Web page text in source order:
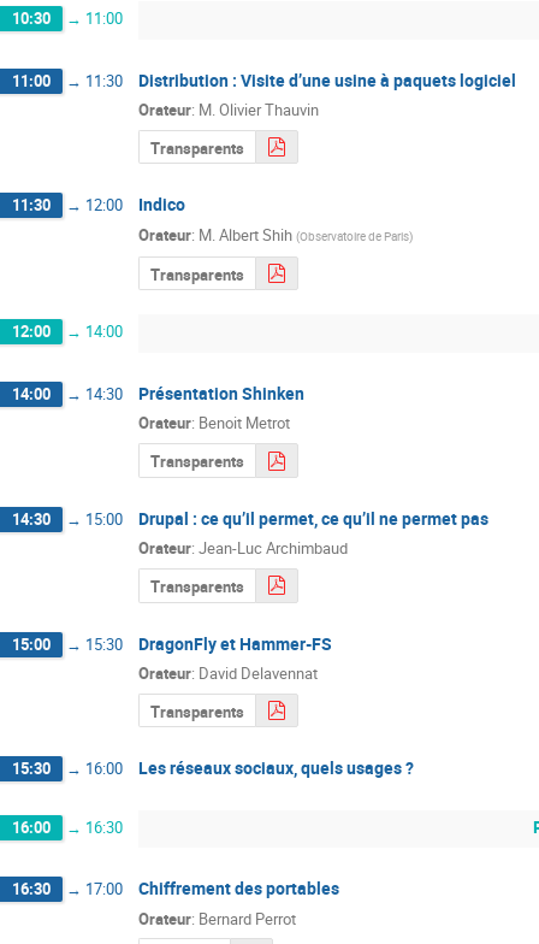
10:30 → 11:00
11:00 → 11:30 Distribution : Visite d’une usine à paquets logiciel
Orateur: M.Olivier Thauvin
Transparents
11:30 → 12:00 Indico
Orateur: M.Albert Shih (Observatoire de Paris)
Transparents
12:00 → 14:00
14:00 → 14:30 Présentation Shinken
Orateur: Benoit Metrot
Transparents
14:30 → 15:00 Drupal : ce qu’il permet, ce qu’il ne permet pas
Orateur: Jean-Luc Archimbaud
Transparents
15:00 → 15:30 DragonFly et Hammer-FS
Orateur: David Delavennat
Transparents
15:30 → 16:00 Les réseaux sociaux, quels usages ?
16:00 → 16:30
16:30 → 17:00 Chiffrement des portables
Orateur: Bernard Perrot